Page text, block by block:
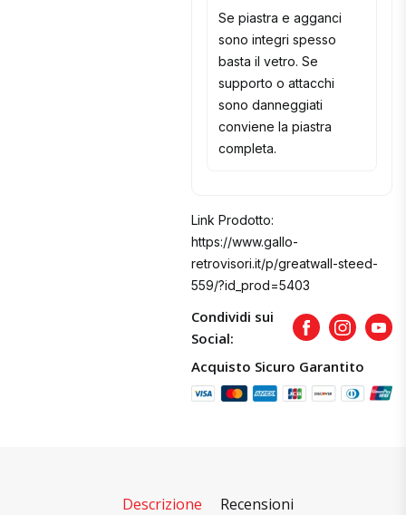
Se piastra e agganci
sono integri spesso
basta il vetro. Se
supporto o attacchi
sono danneggiati
conviene la piastra
completa.
Link Prodotto:
https://www.gallo-
retrovisori.it/p/greatwall-steed-
559/?id_prod=5403
Condividi sui
Social:
FacebookInstagram
Acquisto Sicuro Garantito
Descrizione Recensioni